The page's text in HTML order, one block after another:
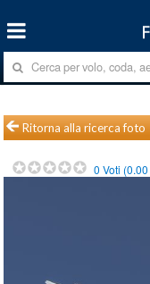
Ritorna alla ricerca foto
0 Voti (0.00